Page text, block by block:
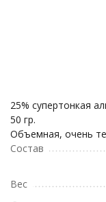
25% супертонкая
50 гр.
Объемная, очень
Состав
Вес